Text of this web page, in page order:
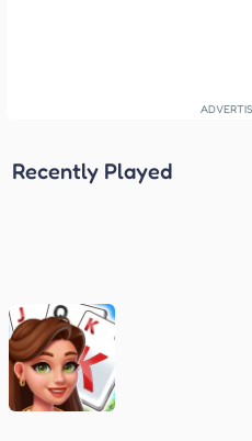
Recently Played